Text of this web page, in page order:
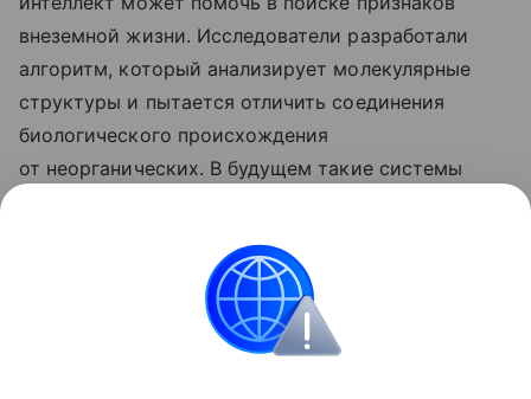
внеземной жизни. Исследователи разработали
алгоритм, который анализирует молекулярные
структуры и пытается отличить соединения
биологического происхождения
от неорганических. В будущем такие системы
на Марсе, Луне и других небесных телах.